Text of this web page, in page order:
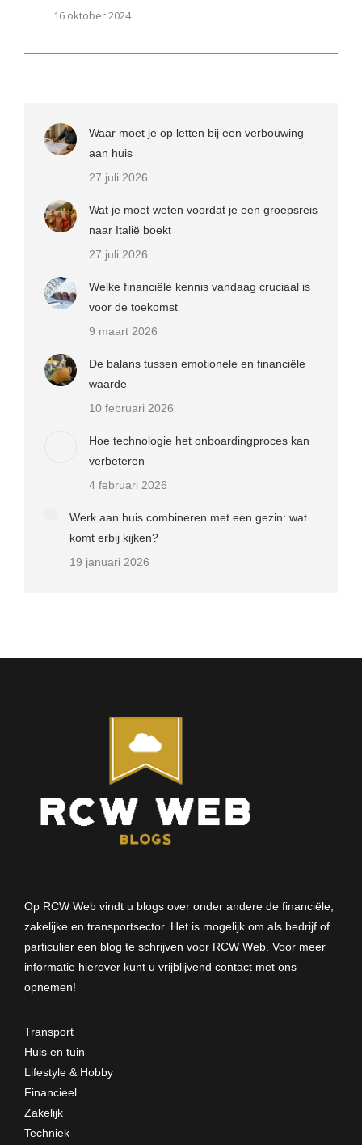
16 oktober 2024
Waar moet je op letten bij een verbouwing
aan huis
27 juli 2026
Wat je moet weten voordat je een groepsreis
naar Italië boekt
27 juli 2026
Welke financiële kennis vandaag cruciaal is
voor de toekomst
9 maart 2026
De balans tussen emotionele en financiële
waarde
10 februari 2026
Hoe technologie het onboardingproces kan
verbeteren
4 februari 2026
Werk aan huis combineren met een gezin: wat
komt erbij kijken?
19 januari 2026
Op RCW Web vindt u blogs over onder andere de financiële,
zakelijke en transportsector. Het is mogelijk om als bedrijf of
particulier een blog te schrijven voor RCW Web. Voor meer
informatie hierover kunt u vrijblijvend contact met ons
opnemen!
Transport
Huis en tuin
Lifestyle & Hobby
Financieel
Zakelijk
Techniek